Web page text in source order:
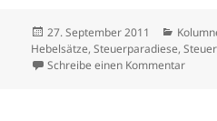
Veröffentlicht
am
27. September 2011
Hebelsätze,Steuerparadiese,
Schreibe einen Kommentarzu